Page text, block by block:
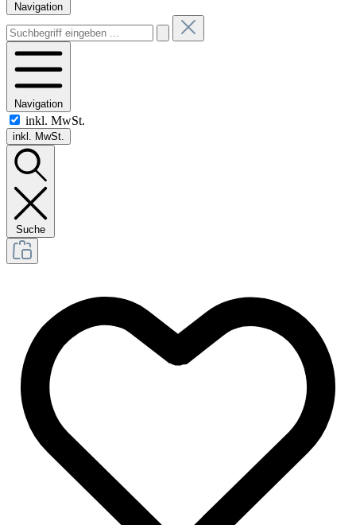
Navigation
Navigation
inkl. MwSt.
inkl. MwSt.
Suche